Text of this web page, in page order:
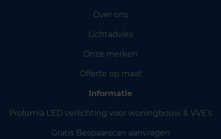
Over ons
Lichtadvies
Onze merken
Offerte op maat
Informatie
Prolumia LED verlichting voor woningbouw & VVE’s
Gratis Bespaarscan aanvragen